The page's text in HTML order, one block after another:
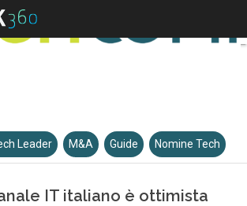
Leader M&A Guide Nomine Tech
IT italiano è ottimista